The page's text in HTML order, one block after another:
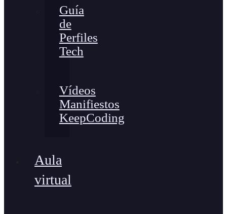
Guía
de
Perfiles
Tech
Vídeos
Manifiestos
KeepCoding
Aula
virtual